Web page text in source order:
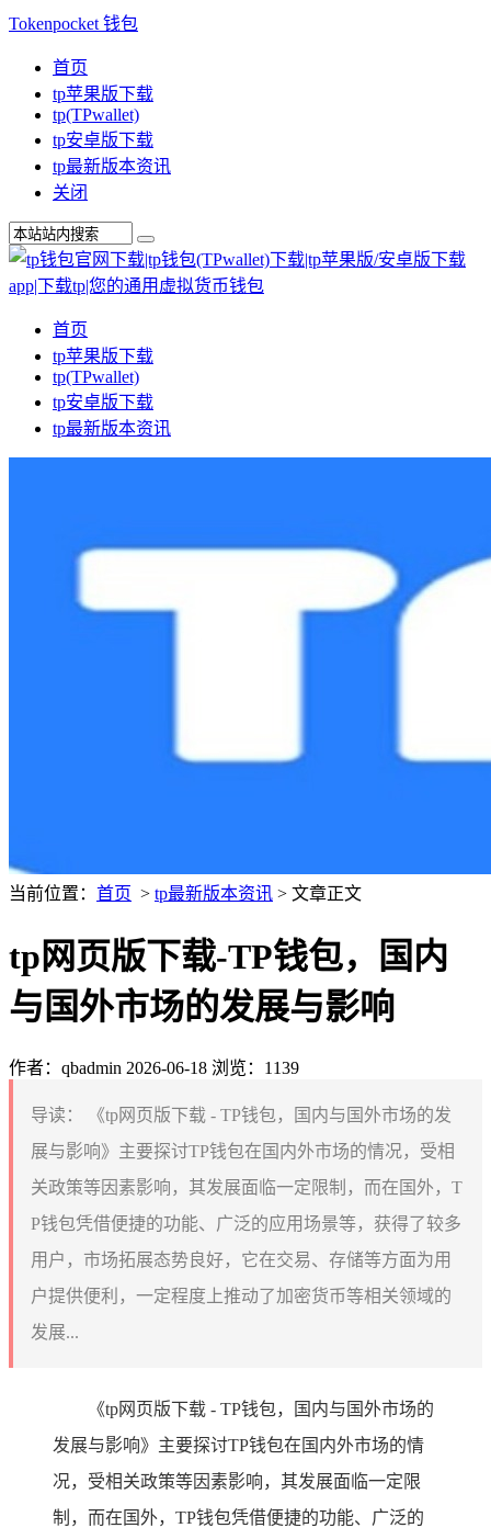
Tokenpocket 钱包
首页
tp苹果版下载
tp(TPwallet)
tp安卓版下载
tp最新版本资讯
关闭
首页
tp苹果版下载
tp(TPwallet)
tp安卓版下载
tp最新版本资讯
当前位置： 首页 > tp最新版本资讯 > 文章正文
tp网页版下载-TP钱包，国内
与国外市场的发展与影响
作者：qbadmin 2026-06-18 浏览：1139
导读：
《tp网页版下载 - TP钱包，国内与国外市场的发
展与影响》主要探讨TP钱包在国内外市场的情况，受相
关政策等因素影响，其发展面临一定限制，而在国外，T
P钱包凭借便捷的功能、广泛的应用场景等，获得了较多
用户，市场拓展态势良好，它在交易、存储等方面为用
户提供便利，一定程度上推动了加密货币等相关领域的
发展...
《tp网页版下载 - TP钱包，国内与国外市场的
发展与影响》主要探讨TP钱包在国内外市场的情
况，受相关政策等因素影响，其发展面临一定限
制，而在国外，TP钱包凭借便捷的功能、广泛的